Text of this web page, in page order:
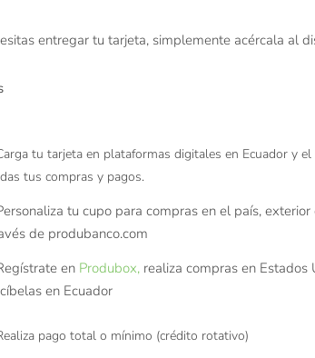
entregar tu tarjeta, simplemente acércala al
tu tarjeta en plataformas digitales en Ecuador y
tus compras y pagos.
tu cupo para compras en el país, exterior
de produbanco.com
en Produbox,realiza compras en Estados
en Ecuador
pago total o mínimo (crédito rotativo)